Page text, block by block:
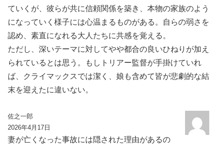
ていくが、彼らが共に信頼関係を築き、本物の家族のよう
になっていく様子には心温まるものがある。自らの弱さを
認め、素直になれる大人たちに共感を覚える。
ただし、深いテーマに対してやや都合の良いひねりが加え
られているとは思う。もしトリアー監督が手掛けていれ
ば、クライマックスでは潔く、娘も含めて皆が悲劇的な結
末を迎えたに違いない。
佐之一郎
2026年4月17日
妻が亡くなった事故には隠された理由があるの